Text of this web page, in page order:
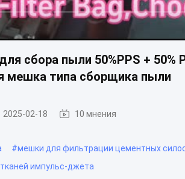
сбора пыли 50%PPS + 50%
мешка типа сборщика пыли
2025-02-18 10 мнения
#мешки для фильтрации цементных
импульс-джета